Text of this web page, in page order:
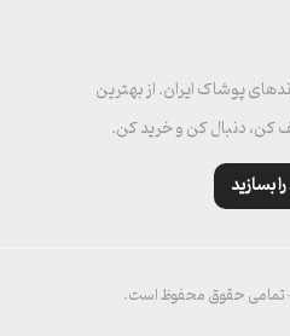
پوشاک ایران. از بهترین
کن، دنبال کن و خرید کن.
بسازید